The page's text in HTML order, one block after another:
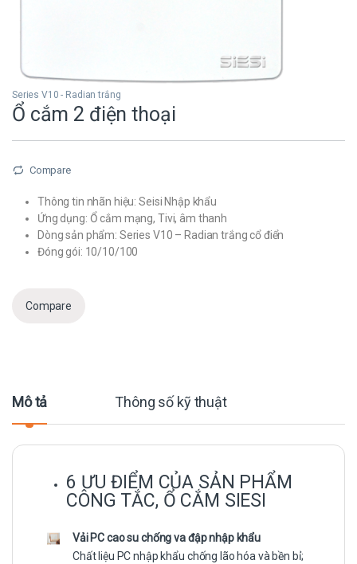
Series V10 - Radian trắng
Ổ cắm 2 điện thoại
Compare
Thông tin nhãn hiệu: Seisi Nhập khẩu
Ứng dụng: Ổ cắm mạng, Tivi, âm thanh
Dòng sản phẩm: Series V10 – Radian trắng cổ điển
Đóng gói: 10/10/100
Compare
Mô tả Thông số kỹ thuật
6 ƯU ĐIỂM CỦA SẢN PHẨM
CÔNG TẮC, Ổ CẮM SIESI
Vải PC cao su chống va đập nhập khẩu
Chất liệu PC nhập khẩu chống lão hóa và bền bỉ;